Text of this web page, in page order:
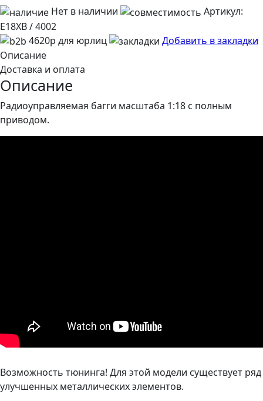
Нет в наличии
Артикул:
E18XB / 4002
4620р для юрлиц
Добавить в закладки
Описание
Доставка и оплата
Описание
Радиоуправляемая багги масштаба 1:18 с полным
приводом.
Возможность тюнинга! Для этой модели существует ряд
улучшенных металлических элементов.